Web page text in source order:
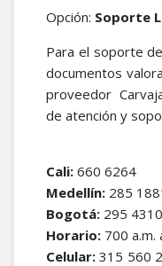
Opción: Soporte
Para el soporte
documentos
proveedor
de atención y
Cali: 660 6264
Medellín: 285
Bogotá: 295 4310
Horario: 700 a.m.
Celular: 315 560